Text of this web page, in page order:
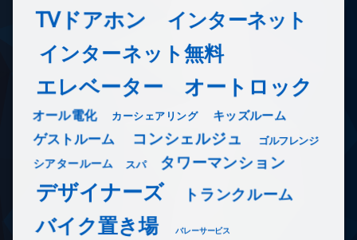
TVドアホン インターネット
インターネット無料
エレベーター オートロック
オール電化 カーシェアリング キッズルーム
ゲストルーム コンシェルジュ ゴルフレンジ
シアタールーム スパ タワーマンション
デザイナーズ トランクルーム
バイク置き場 バレーサービス